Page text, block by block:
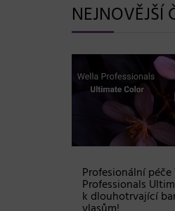
NEJNOVĚJŠÍ
Profesionální péče
Professionals
k dlouhotrvající